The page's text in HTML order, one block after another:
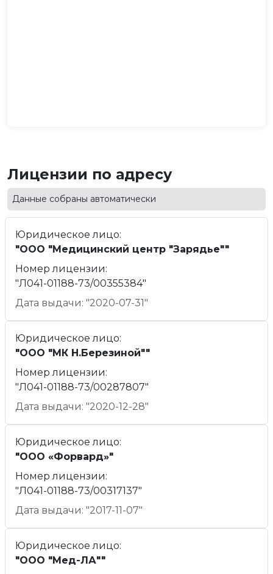
Лицензии по адресу
Данные собраны автоматически
Юридическое лицо:
"ООО "Медицинский центр "Зарядье""
Номер лицензии:
"Л041-01188-73/00355384"
Дата выдачи: "2020-07-31"
Юридическое лицо:
"ООО "МК Н.Березиной""
Номер лицензии:
"Л041-01188-73/00287807"
Дата выдачи: "2020-12-28"
Юридическое лицо:
"ООО «Форвард»"
Номер лицензии:
"Л041-01188-73/00317137"
Дата выдачи: "2017-11-07"
Юридическое лицо:
"ООО "Мед-ЛА""